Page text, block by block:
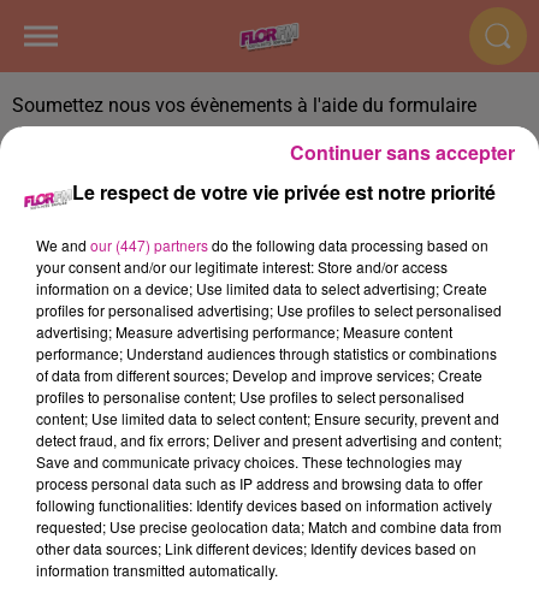
Soumettez nous vos évènements à l'aide du formulaire
disponibleICI
ÉVÉNEMENT
ACCUEIL RADIO HITS RUBRIQUES
HAUT-RHIN JEUX CONTACT
Mentions légales
Le respect de votre vie privée est notre priorité
We and our (447) partnersdo the following data processing based on
your consent and/or our legitimate interest: Store and/or access
information on a device; Use limited data to select advertising; Create
profiles for personalised advertising; Use profiles to select personalised
advertising; Measure advertising performance; Measure content
performance; Understand audiences through statistics or combinations
of data from different sources; Develop and improve services; Create
profiles to personalise content; Use profiles to select personalised
content; Use limited data to select content; Ensure security, prevent and
detect fraud, and fix errors; Deliver and present advertising and content;
Save and communicate privacy choices. These technologies may
process personal data such as IP address and browsing data to offer
following functionalities: Identify devices based on information actively
requested; Use precise geolocation data; Match and combine data from
other data sources; Link different devices; Identify devices based on
information transmitted automatically.
Continuer sans accepter